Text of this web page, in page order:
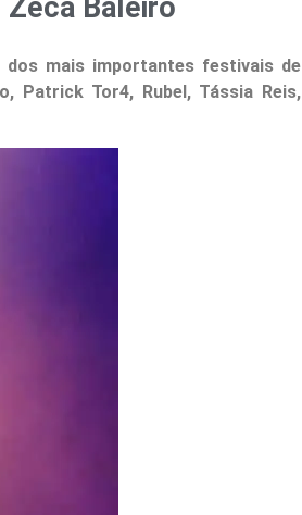
Baleiro
dos mais importantes festivais de
Patrick Tor4, Rubel, Tássia Reis,